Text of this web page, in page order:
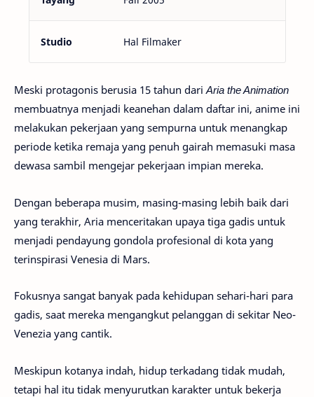
Studio Hal Filmaker
Meski protagonis berusia 15 tahun dariAria the Animation
membuatnya menjadi keanehan dalam daftar ini, anime ini
melakukan pekerjaan yang sempurna untuk menangkap
periode ketika remaja yang penuh gairah memasuki masa
dewasa sambil mengejar pekerjaan impian mereka.
Dengan beberapa musim, masing-masing lebih baik dari
yang terakhir, Aria menceritakan upaya tiga gadis untuk
menjadi pendayung gondola profesional di kota yang
terinspirasi Venesia di Mars.
Fokusnya sangat banyak pada kehidupan sehari-hari para
gadis, saat mereka mengangkut pelanggan di sekitar Neo-
Venezia yang cantik.
Meskipun kotanya indah, hidup terkadang tidak mudah,
tetapi hal itu tidak menyurutkan karakter untuk bekerja